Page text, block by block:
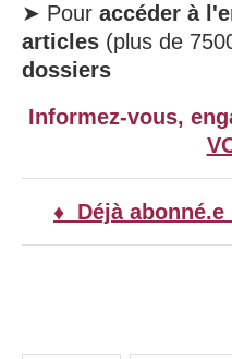
➤ Pour accéder à
articles (plus de
dossiers
Informez-vous,
♦ Déjà abonné.e